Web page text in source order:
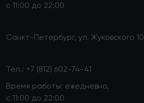
с 11:00 до 22:00
Санкт-Петербург, ул. Жуковского 10
Тел.: +7 (812) 602-74-41
Время работы: ежедневно,
с 11:00 до 22:00